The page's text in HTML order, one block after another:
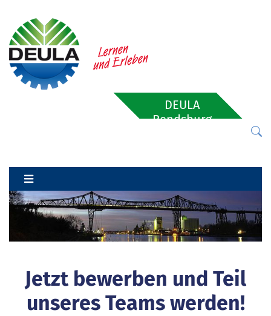
DEULA
Rendsburg
Jetzt bewerben und Teil
unseres Teams werden!